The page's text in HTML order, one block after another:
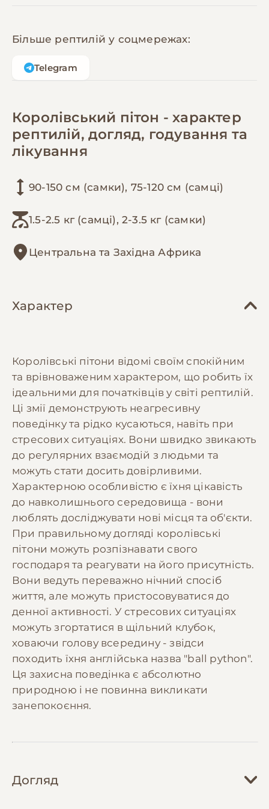
Більше рептилій у соцмережах:
Telegram
Королівський пітон - характер
рептилій, догляд, годування та
лікування
90-150 см (самки), 75-120 см (самці)
1.5-2.5 кг (самці), 2-3.5 кг (самки)
Центральна та Західна Африка
Характер
Королівські пітони відомі своїм спокійним
та врівноваженим характером, що робить їх
ідеальними для початківців у світі рептилій.
Ці змії демонструють неагресивну
поведінку та рідко кусаються, навіть при
стресових ситуаціях. Вони швидко звикають
до регулярних взаємодій з людьми та
можуть стати досить довірливими.
Характерною особливістю є їхня цікавість
до навколишнього середовища - вони
люблять досліджувати нові місця та об'єкти.
При правильному догляді королівські
пітони можуть розпізнавати свого
господаря та реагувати на його присутність.
Вони ведуть переважно нічний спосіб
життя, але можуть пристосовуватися до
денної активності. У стресових ситуаціях
можуть згортатися в щільний клубок,
ховаючи голову всередину - звідси
походить їхня англійська назва "ball python".
Ця захисна поведінка є абсолютно
природною і не повинна викликати
занепокоєння.
Догляд